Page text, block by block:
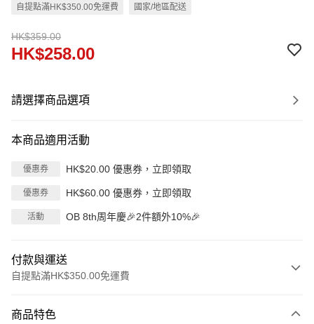
自提點滿HK$350.00免運費 國家/地區配送
HK$359.00
HK$258.00
請選擇商品選項
本商品適用活動
優惠券 HK$20.00 優惠券，立即領取
優惠券 HK$60.00 優惠券，立即領取
活動 OB 8th周年慶🎉2件額外10%🎉
付款與運送
自提點滿HK$350.00免運費
商品特色